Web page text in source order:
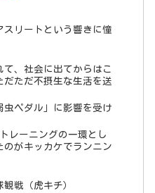
スリートという響きに憧
、社会に出てからはこ
ただ不摂生な生活を送
虫ペダル」に影響を受け
レーニングの一環とし
のがキッカケでランニン
戦（虎キチ）